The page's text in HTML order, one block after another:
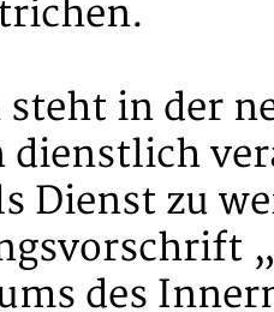
steht in der
dienstlich
Dienst zu
des